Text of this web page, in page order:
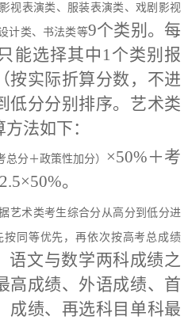
视表演类、服装表演类、戏剧影视
计类、书法类等9个类别。每
能选择其中1个类别报
按实际折算分数，不进
低分分别排序。艺术类
法如下：
分＋政策性加分）
×50%＋考
。
艺术类考生综合分从高分到低分进
同等优先，再依次按高考总成绩
语文与数学两科成绩之
高成绩、外语成绩、首
成绩、再选科目单科最